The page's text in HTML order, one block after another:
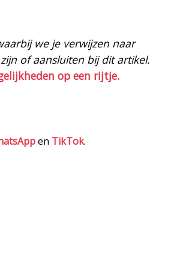
we je verwijzen naar
of aansluiten bij dit artikel.
op een rijtje.
en TikTok.